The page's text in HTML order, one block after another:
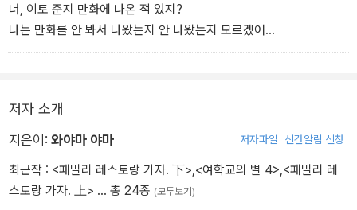
너, 이토 준지 만화에 나온 적 있지?
나는 만화를 안 봐서 나왔는지 안 나왔는지 모르겠어...
저자 소개
지은이: 와야마 야마 저자파일 신간알림 신청
최근작 : <패밀리 레스토랑 가자. 下> <여학교의 별 4> <패밀리 레
스토랑 가자. 上> … 총 24종 (모두보기)